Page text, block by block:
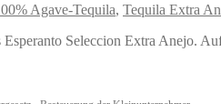
Agave-Tequila, Tequila Extra
Seleccion Extra Anejo.